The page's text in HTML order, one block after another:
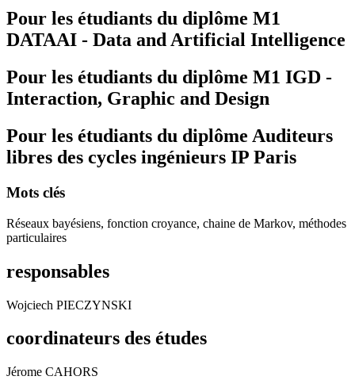
Pour les étudiants du diplôme M1
DATAAI - Data and Artificial Intelligence
Pour les étudiants du diplôme M1 IGD -
Interaction, Graphic and Design
Pour les étudiants du diplôme Auditeurs
libres des cycles ingénieurs IP Paris
Mots clés
Réseaux bayésiens, fonction croyance, chaine de Markov, méthodes
particulaires
responsables
Wojciech PIECZYNSKI
coordinateurs des études
Jérome CAHORS